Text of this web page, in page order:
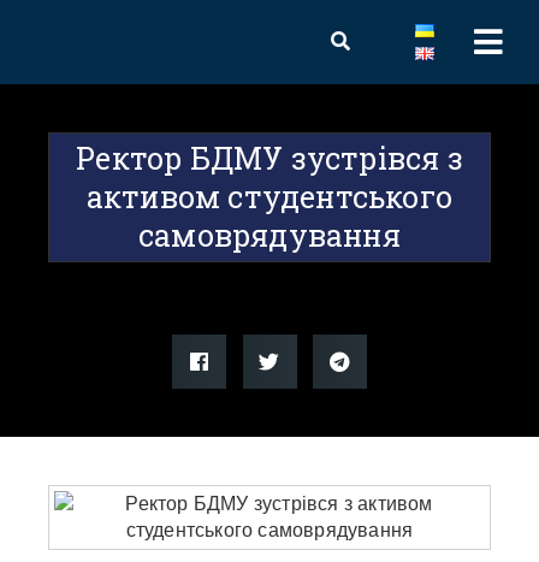
Ректор БДМУ зустрівся з
активом студентського
самоврядування